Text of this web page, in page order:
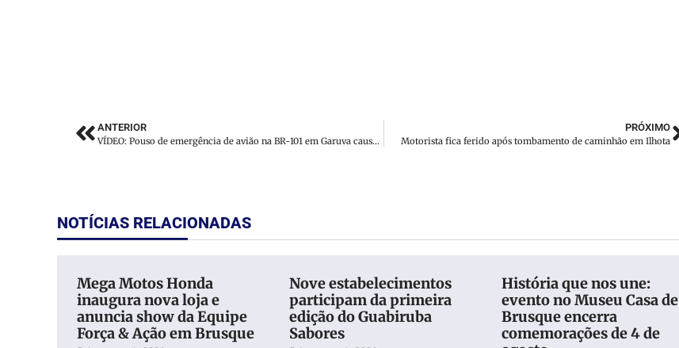
ANTERIOR
VÍDEO: Pouso de emergência de avião na BR-101 em Garuva causa lentidão no trânsito
PRÓXIMO
Motorista fica ferido após tombamento de caminhão em Ilhota
NOTÍCIAS RELACIONADAS
Mega Motos Honda
inaugura nova loja e
anuncia show da Equipe
Força & Ação em Brusque
Nove estabelecimentos
participam da primeira
edição do Guabiruba
Sabores
História que nos une:
evento no Museu Casa de
Brusque encerra
comemorações de 4 de